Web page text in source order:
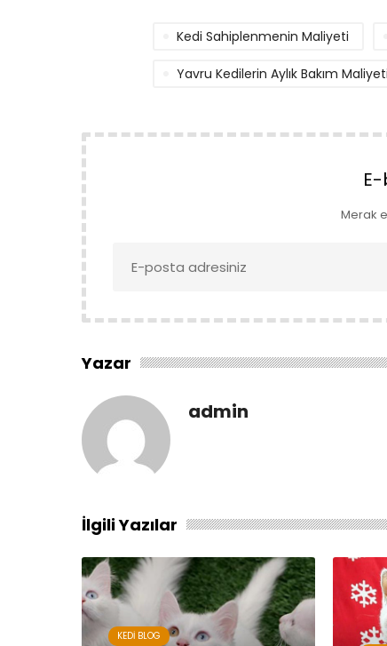
Kedi Sahiplenmenin Maliyeti
Yavru Kedilerin Aylık Bakım Maliyeti
Merak
Yazar
admin
İlgili Yazılar
KEDI BLOG